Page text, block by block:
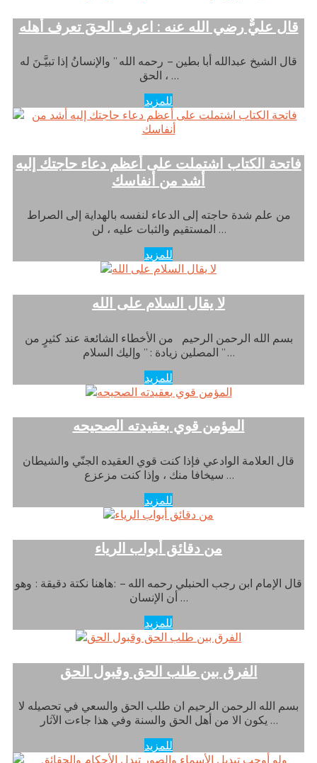
قال عليٌّ رضي الله عنه : اعرف الحقَ تعرف أهله
قال الشيخ عبدالله أبا بطين – رحمه الله ” والإنسانُ إذا تبيَّـنَ له
الحق ، …
للمزيد
فاتحة الكتاب اشتملت على أعظم دعاء حاجتك إليه
أشد من أنفاسك
من علم شدة حاجته إلى الدعاء لنفسه بالهداية إلى الصراط
المستقيم والثبات عليه ، لن …
للمزيد
لا يقال السلام على الله
بسم الله الرحمن الرحيم من الأخطاء الشائعة عند كثيرٍ من
المصلين زيادة : ” وإليك السلام ” …
للمزيد
المؤمن قوي بعقيدته الصحيحه
قال العلامة الوادعي فإذا كنت قوي العقيده الجنّي والشيطان
سيخافا منك ، وإذا كنت مزعزع …
للمزيد
من دقائق أبواب الرياء
قال الإمام ابن رجب الحنبلي رحمه الله – :هاهنا نكتة دقيقة : وهو
أن الإنسان …
للمزيد
الفرق بين طلب الحق وقبول الحق
بسم الله الرحمن الرحيم ان طلب الحق والسعي في تحصيله لا
يكون الا من أهل الحق والسنة وفي هذا جاءت الآثار …
للمزيد